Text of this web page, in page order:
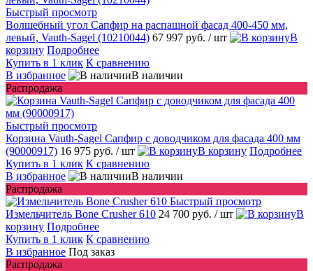
Быстрый просмотр
Волшебный угол Сапфир на распашной фасад 400-450 мм,
левый, Vauth-Sagel (10210044) 67 997 руб. / шт
В
корзину Подробнее
Купить в 1 клик К сравнению
В избранное
В наличии
Распродажа
Быстрый просмотр
Корзина Vauth-Sagel Сапфир с доводчиком для фасада 400 мм
(90000917) 16 975 руб. / шт В корзину Подробнее
Купить в 1 клик К сравнению
В избранное
В наличии
Распродажа
Быстрый просмотр
Измельчитель Bone Crusher 610 24 700 руб. / шт
В
корзину Подробнее
Купить в 1 клик К сравнению
В избранное Под заказ
Распродажа